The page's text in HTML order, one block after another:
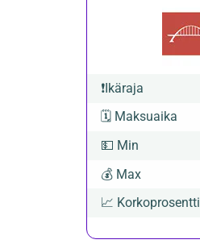
❗Ikäraja
🗓️ Maksuaika
💵 Min
💰 Max
📈 Korkoprosentti